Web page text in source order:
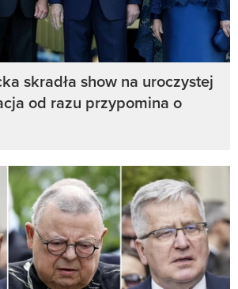
skradła show na uroczystej
od razu przypomina o